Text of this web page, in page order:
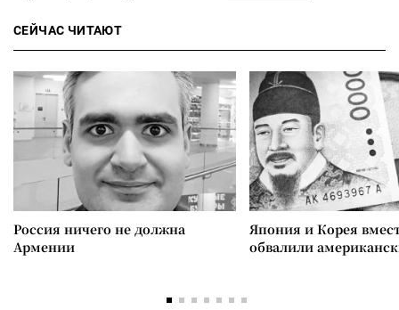
СЕЙЧАС ЧИТАЮТ
Россия ничего не должна
Армении
Япония и Корея
обвалили